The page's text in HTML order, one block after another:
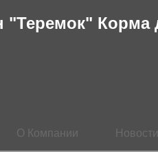
О Компании Новости